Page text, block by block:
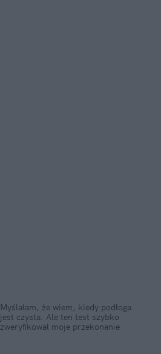
Myślałam, że wiem, kiedy podłoga
jest czysta. Ale ten test szybko
zweryfikował moje przekonanie